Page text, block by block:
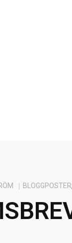
BLOGGPOSTER